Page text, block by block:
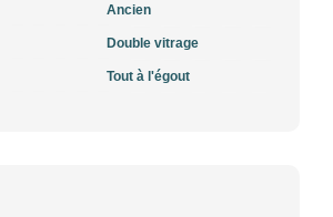
Ancien
Double vitrage
Tout à l'égout